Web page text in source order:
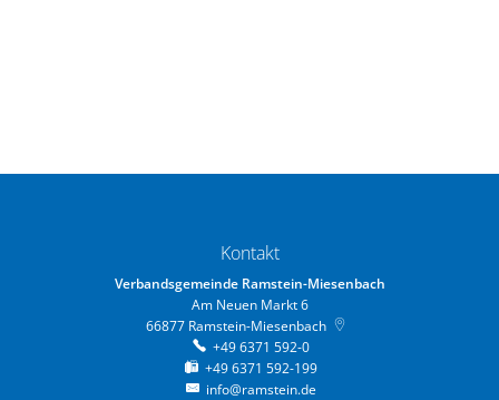
Kontakt
Verbandsgemeinde Ramstein-Miesenbach
Am Neuen Markt 6
66877 Ramstein-Miesenbach
+49 6371 592-0
+49 6371 592-199
info@ramstein.de